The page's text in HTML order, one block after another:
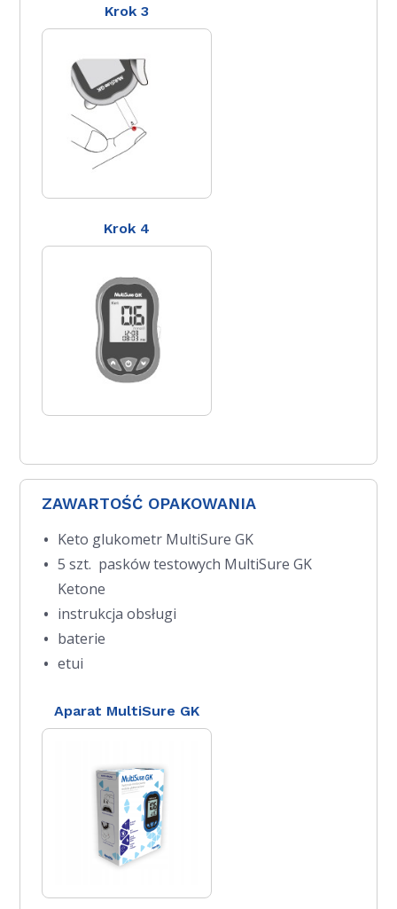
Krok 3
Krok 4
ZAWARTOŚĆ OPAKOWANIA
Keto glukometr MultiSure GK
5 szt. pasków testowych MultiSure GK
Ketone
instrukcja obsługi
baterie
etui
Aparat MultiSure GK